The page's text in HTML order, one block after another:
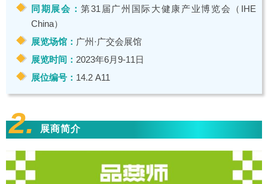
同期展会：第31届广州国际大健康产业博览会（IHE
China）
展览场馆： 广州·广交会展馆
展览时间： 2023年6月9-11日
展位编号： 14.2 A11
2. 展商简介